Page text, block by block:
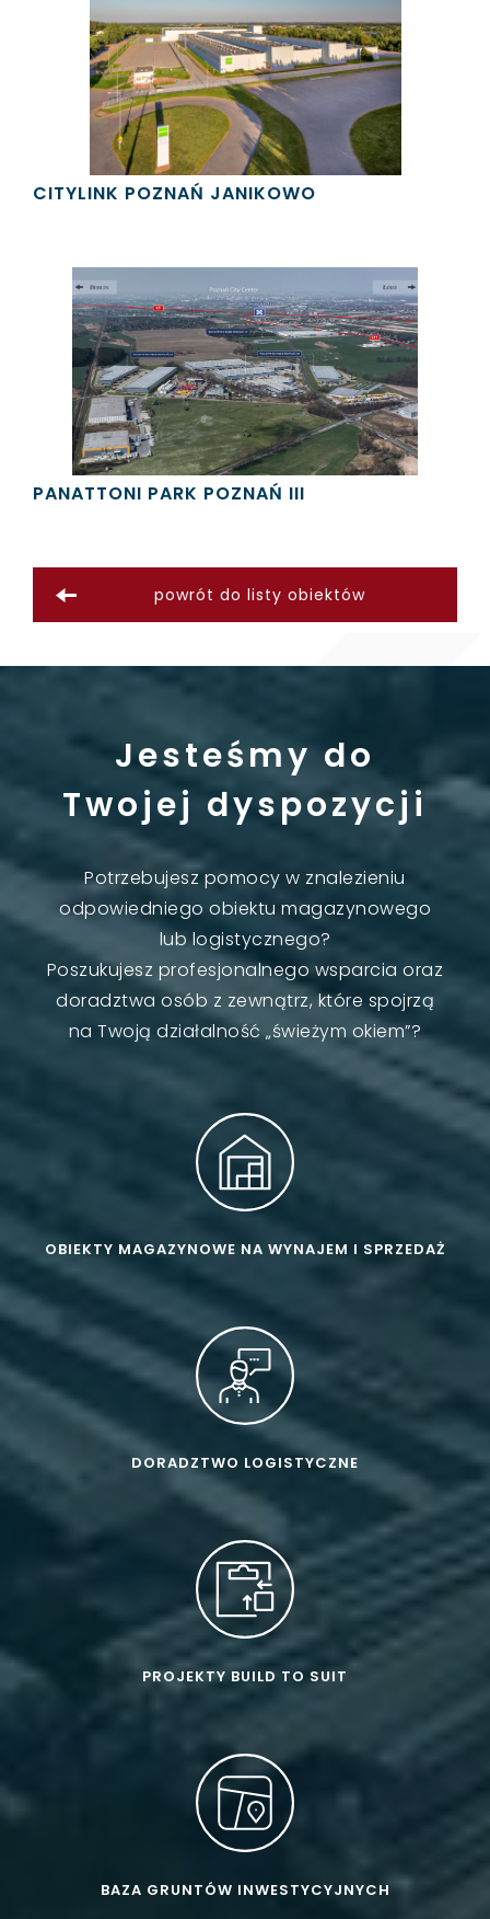
CITYLINK POZNAŃ JANIKOWO
PANATTONI PARK POZNAŃ III
powrót do listy obiektów
Jesteśmy do
Twojej dyspozycji
Potrzebujesz pomocy w znalezieniu
odpowiedniego obiektu magazynowego
lub logistycznego?
Poszukujesz profesjonalnego wsparcia oraz
doradztwa osób z zewnątrz, które spojrzą
na Twoją działalność „świeżym okiem”?
OBIEKTY MAGAZYNOWE NA WYNAJEM I SPRZEDAŻ
DORADZTWO LOGISTYCZNE
PROJEKTY BUILD TO SUIT
BAZA GRUNTÓW INWESTYCYJNYCH